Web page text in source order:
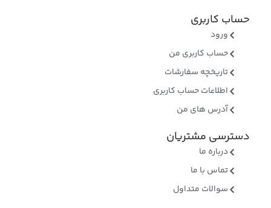
حساب کاربری
ورود
حساب کاربری من
تاریخچه سفارشات
اطلاعات حساب کاربری
آدرس های من
دسترسی مشتریان
درباره ما
تماس با ما
سوالات متداول